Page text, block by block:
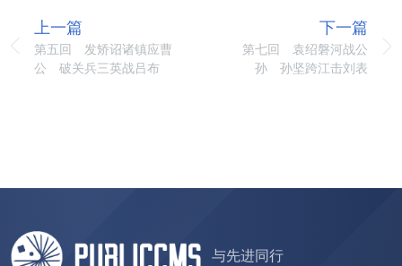
上一篇
第五回 发矫诏诸镇应曹
公 破关兵三英战吕布
下一篇
第七回 袁绍磐河战公
孙 孙坚跨江击刘表
与先进同行